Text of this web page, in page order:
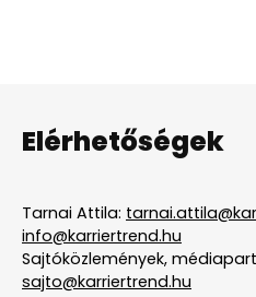
Elérhetőségek
Tarnai Attila:
info@karriertrend.hu
Sajtóközlemények,
sajto@karriertrend.hu